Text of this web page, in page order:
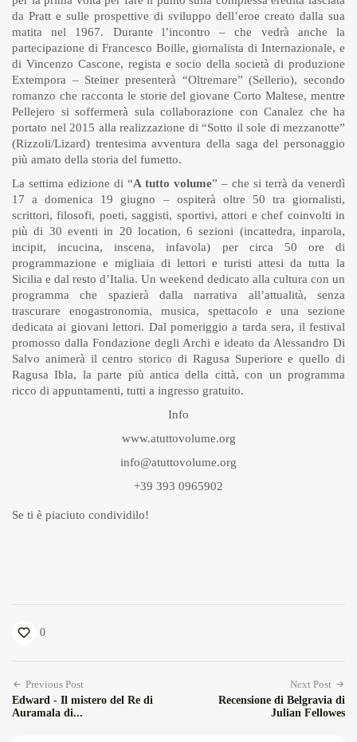
da Pratt e sulle prospettive di sviluppo dell’eroe creato dalla sua
matita nel 1967. Durante l’incontro – che vedrà anche la
partecipazione di Francesco Boille, giornalista di Internazionale, e
di Vincenzo Cascone, regista e socio della società di produzione
Extempora – Steiner presenterà “Oltremare” (Sellerio), secondo
romanzo che racconta le storie del giovane Corto Maltese, mentre
Pellejero si soffermerà sula collaborazione con Canalez che ha
portato nel 2015 alla realizzazione di “Sotto il sole di mezzanotte”
(Rizzoli/Lizard) trentesima avventura della saga del personaggio
più amato della storia del fumetto.
La settima edizione di “A tutto volume” – che si terrà da venerdì
17 a domenica 19 giugno – ospiterà oltre 50 tra giornalisti,
scrittori, filosofi, poeti, saggisti, sportivi, attori e chef coinvolti in
più di 30 eventi in 20 location, 6 sezioni (incattedra, inparola,
incipit, incucina, inscena, infavola) per circa 50 ore di
programmazione e migliaia di lettori e turisti attesi da tutta la
Sicilia e dal resto d’Italia. Un weekend dedicato alla cultura con un
programma che spazierà dalla narrativa all’attualità, senza
trascurare enogastronomia, musica, spettacolo e una sezione
dedicata ai giovani lettori. Dal pomeriggio a tarda sera, il festival
promosso dalla Fondazione degli Archi e ideato da Alessandro Di
Salvo animerà il centro storico di Ragusa Superiore e quello di
Ragusa Ibla, la parte più antica della città, con un programma
ricco di appuntamenti, tutti a ingresso gratuito.
Info
www.atuttovolume.org
info@atuttovolume.org
+39 393 0965902
Se ti è piaciuto condividilo!
0
Previous Post
Edward - Il mistero del Re di
Auramala di...
Next Post
Recensione di Belgravia di
Julian Fellowes